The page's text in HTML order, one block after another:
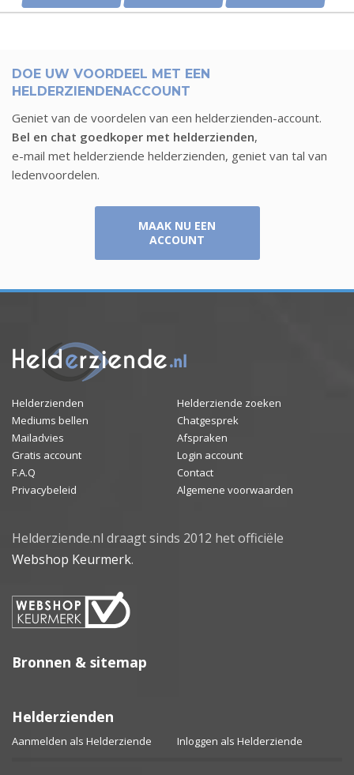
DOE UW VOORDEEL MET EEN
HELDERZIENDENACCOUNT
Geniet van de voordelen van een helderzienden-account.
Bel en chat goedkoper met helderzienden,
e-mail met helderziende helderzienden, geniet van tal van
ledenvoordelen.
MAAK NU EEN
ACCOUNT
Helderzienden
Helderziende zoeken
Mediums bellen
Chatgesprek
Mailadvies
Afspraken
Gratis account
Login account
F.A.Q
Contact
Privacybeleid
Algemene voorwaarden
Helderziende.nl draagt sinds 2012 het officiële
Webshop Keurmerk.
Bronnen & sitemap
Helderzienden
Aanmelden als Helderziende Inloggen als Helderziende